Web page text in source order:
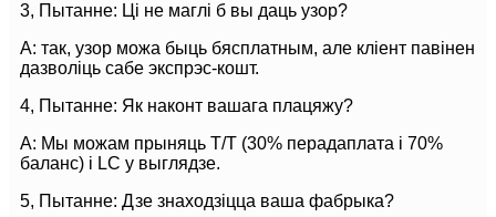
3, Пытанне: Ці не маглі б вы даць узор?
A: так, узор можа быць бясплатным, але кліент павінен
дазволіць сабе экспрэс-кошт.
4, Пытанне: Як наконт вашага плацяжу?
A: Мы можам прыняць T/T (30% перадаплата і 70%
баланс) і LC у выглядзе.
5, Пытанне: Дзе знаходзіцца ваша фабрыка?